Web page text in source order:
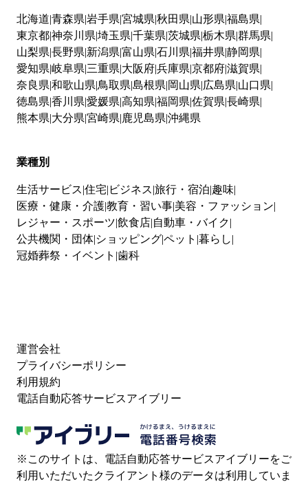
北海道 青森県 岩手県 宮城県 秋田県 山形県 福島県
東京都神奈川県 埼玉県 千葉県 茨城県 栃木県 群馬県
山梨県 長野県 新潟県 富山県 石川県 福井県 静岡県
愛知県 岐阜県 三重県 大阪府兵庫県 京都府滋賀県
奈良県 和歌山県 鳥取県 島根県 岡山県 広島県 山口県
徳島県 香川県 愛媛県 高知県 福岡県 佐賀県 長崎県
熊本県 大分県 宮崎県 鹿児島県 沖縄県
業種別
生活サービス 住宅 ビジネス 旅行・宿泊 趣味
医療・健康・介護教育・習い事 美容・ファッション
レジャー・スポーツ 飲食店 自動車・バイク
公共機関・団体 ショッピングペット 暮らし
冠婚葬祭・イベント 歯科
運営会社
プライバシーポリシー
利用規約
電話自動応答サービスアイブリー
※このサイトは、電話自動応答サービスアイブリーをご
利用いただいたクライアント様のデータは利用していま